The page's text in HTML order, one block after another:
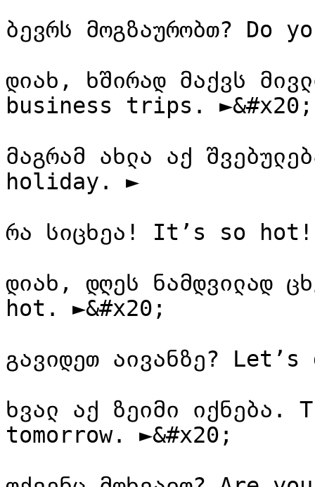
ბევრს მოგზაურობთ?
დიახ, ხშირად მაქვს
business trips. ►&#x20;
მაგრამ ახლა აქ
holiday. ►
რა სიცხეა! It’s so hot!
დიახ, დღეს ნამდვილად
hot. ►&#x20;
გავიდეთ აივანზე?
ხვალ აქ ზეიმი იქნება.
tomorrow. ►&#x20;